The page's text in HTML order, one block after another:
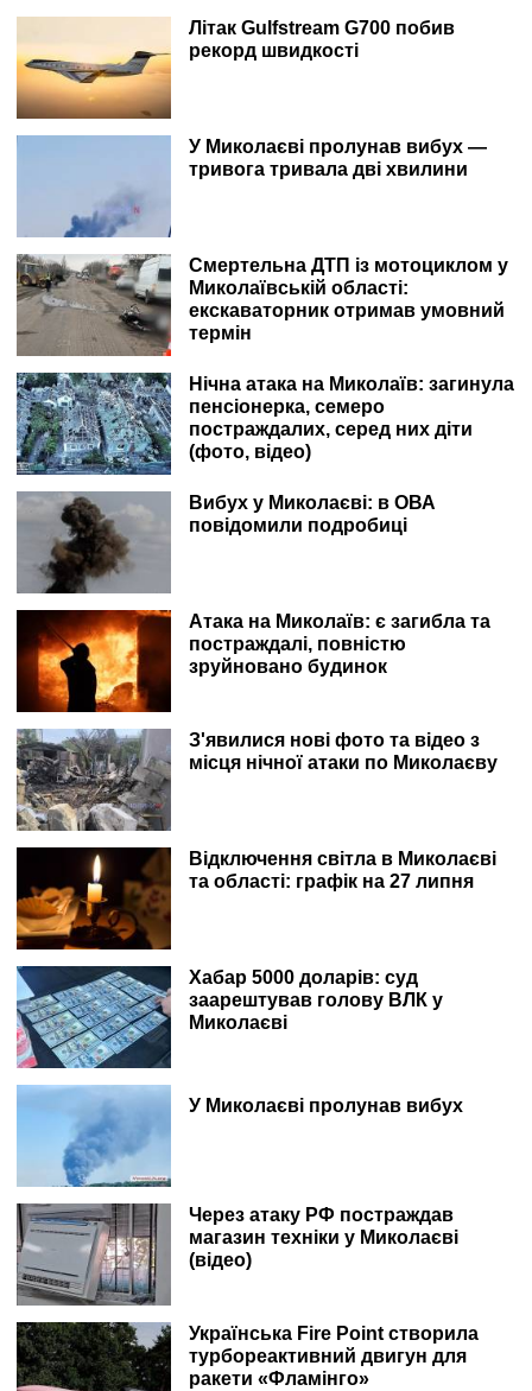
Літак Gulfstream G700 побив
рекорд швидкості
У Миколаєві пролунав вибух —
тривога тривала дві хвилини
Смертельна ДТП із мотоциклом у
Миколаївській області:
екскаваторник отримав умовний
термін
Нічна атака на Миколаїв: загинула
пенсіонерка, семеро
постраждалих, серед них діти
(фото, відео)
Вибух у Миколаєві: в ОВА
повідомили подробиці
Атака на Миколаїв: є загибла та
постраждалі, повністю
зруйновано будинок
З'явилися нові фото та відео з
місця нічної атаки по Миколаєву
Відключення світла в Миколаєві
та області: графік на 27 липня
Хабар 5000 доларів: суд
заарештував голову ВЛК у
Миколаєві
У Миколаєві пролунав вибух
Через атаку РФ постраждав
магазин техніки у Миколаєві
(відео)
Українська Fire Point створила
турбореактивний двигун для
ракети «Фламінго»